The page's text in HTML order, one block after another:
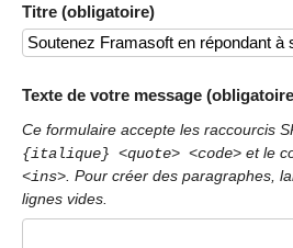
Titre (obligatoire)
Texte de votre message
Ce formulaire accepte les raccourcis
{italique} <quote> <code> et le
<ins> . Pour créer des paragraphes,
lignes vides.